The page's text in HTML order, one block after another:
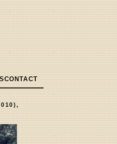
CONTACT